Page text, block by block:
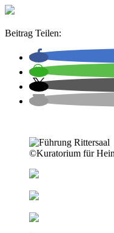
Beitrag Teilen:
©Kuratorium für